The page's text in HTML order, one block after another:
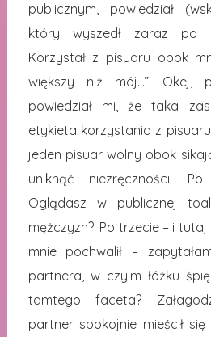
publicznym, powiedział
który wyszedł zaraz po
Korzystał z pisuaru obok
większy niż mój…”. Okej,
powiedział mi, że taka
etykieta korzystania z
jeden pisuar wolny obok
uniknąć niezręczności.
Oglądasz w publicznej
mężczyzn?! Po trzecie – i
mnie pochwalił –
partnera, w czyim łóżku
tamtego faceta?
partner spokojnie mieścił